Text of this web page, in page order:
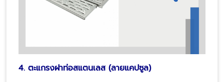
4. ตะแกรงฝาท่อสแตนเลส (ลายแคปซูล)